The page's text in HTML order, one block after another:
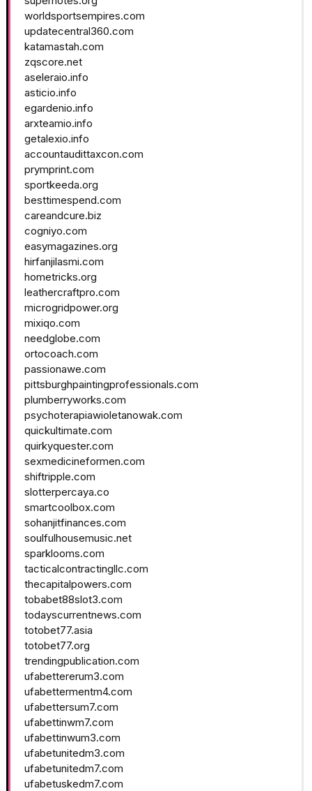
worldsportsempires.com
updatecentral360.com
katamastah.com
zqscore.net
aseleraio.info
asticio.info
egardenio.info
arxteamio.info
getalexio.info
accountaudittaxcon.com
prymprint.com
sportkeeda.org
besttimespend.com
careandcure.biz
cogniyo.com
easymagazines.org
hirfanjilasmi.com
hometricks.org
leathercraftpro.com
microgridpower.org
mixiqo.com
needglobe.com
ortocoach.com
passionawe.com
pittsburghpaintingprofessionals.com
plumberryworks.com
psychoterapiawioletanowak.com
quickultimate.com
quirkyquester.com
sexmedicineformen.com
shiftripple.com
slotterpercaya.co
smartcoolbox.com
sohanjitfinances.com
soulfulhousemusic.net
sparklooms.com
tacticalcontractingllc.com
thecapitalpowers.com
tobabet88slot3.com
todayscurrentnews.com
totobet77.asia
totobet77.org
trendingpublication.com
ufabettererum3.com
ufabettermentm4.com
ufabettersum7.com
ufabettinwm7.com
ufabettinwum3.com
ufabetunitedm3.com
ufabetunitedm7.com
ufabetuskedm7.com